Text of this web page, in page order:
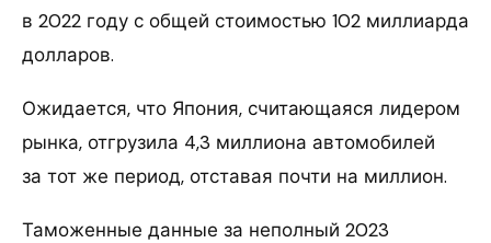
в 2022 году с общей стоимостью 102 миллиарда
долларов.
Ожидается, что Япония, считающаяся лидером
рынка, отгрузила 4,3 миллиона автомобилей
за тот же период, отставая почти на миллион.
Таможенные данные за неполный 2023